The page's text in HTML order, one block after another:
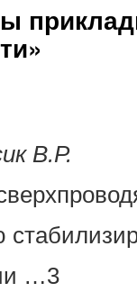
В.Р.
…3